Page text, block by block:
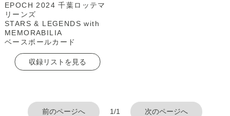
EPOCH 2024 千葉ロッテマ
リーンズ
STARS & LEGENDS with
MEMORABILIA
ベースボールカード
収録リストを見る
前のページへ 1/1 次のページへ